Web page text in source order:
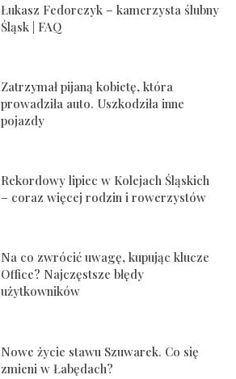
Łukasz Fedorczyk – kamerzysta ślubny
Śląsk | FAQ
Zatrzymał pijaną kobietę, która
prowadziła auto. Uszkodziła inne
pojazdy
Rekordowy lipiec w Kolejach Śląskich
– coraz więcej rodzin i rowerzystów
Na co zwrócić uwagę, kupując klucze
Office? Najczęstsze błędy
użytkowników
Nowe życie stawu Szuwarek. Co się
zmieni w Łabędach?